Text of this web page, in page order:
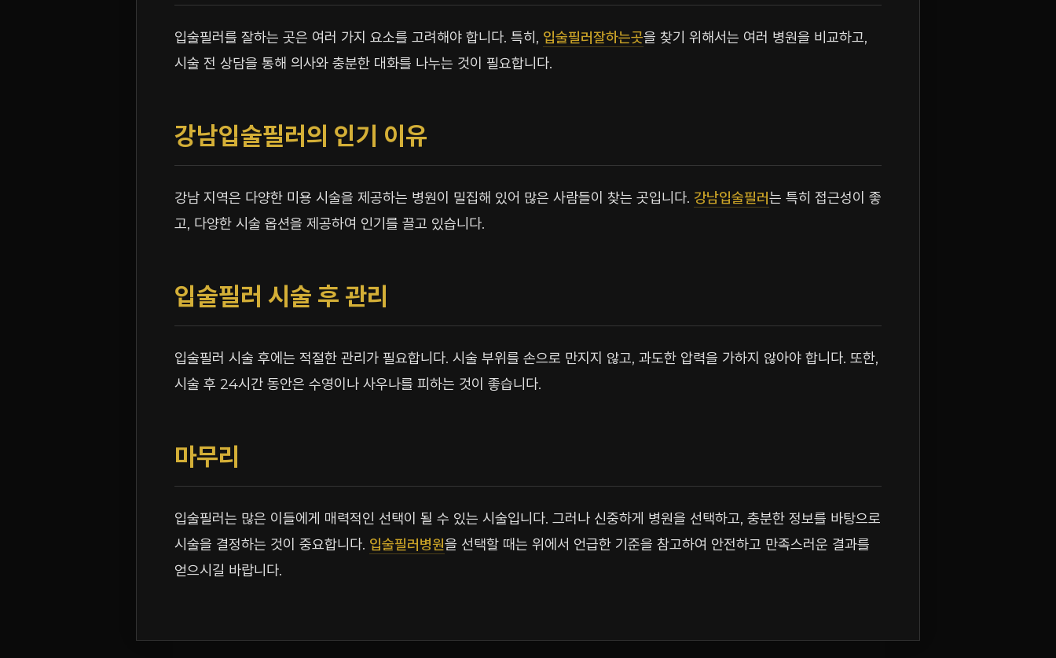
입술필러를 잘하는 곳은 여러 가지 요소를 고려해야 합니다. 특히, 입술필러잘하는곳을 찾기 위해서는 여러 병원을 비교하고,
시술 전 상담을 통해 의사와 충분한 대화를 나누는 것이 필요합니다.
강남입술필러의 인기 이유
강남 지역은 다양한 미용 시술을 제공하는 병원이 밀집해 있어 많은 사람들이 찾는 곳입니다. 강남입술필러는 특히 접근성이 좋
고, 다양한 시술 옵션을 제공하여 인기를 끌고 있습니다.
입술필러 시술 후 관리
입술필러 시술 후에는 적절한 관리가 필요합니다. 시술 부위를 손으로 만지지 않고, 과도한 압력을 가하지 않아야 합니다. 또한,
시술 후 24시간 동안은 수영이나 사우나를 피하는 것이 좋습니다.
마무리
입술필러는 많은 이들에게 매력적인 선택이 될 수 있는 시술입니다. 그러나 신중하게 병원을 선택하고, 충분한 정보를 바탕으로
시술을 결정하는 것이 중요합니다. 입술필러병원을 선택할 때는 위에서 언급한 기준을 참고하여 안전하고 만족스러운 결과를
얻으시길 바랍니다.